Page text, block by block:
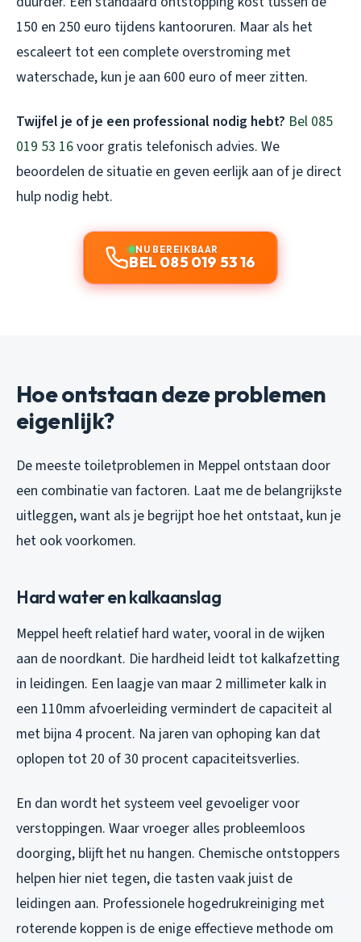
150 en 250 euro tijdens kantooruren. Maar als het
escaleert tot een complete overstroming met
waterschade, kun je aan 600 euro of meer zitten.
Twijfel je of je een professional nodig hebt? Bel 085
019 53 16voor gratis telefonisch advies. We
beoordelen de situatie en geven eerlijk aan of je direct
hulp nodig hebt.
NU BEREIKBAAR
BEL 085 019 53 16
Hoe ontstaan deze problemen
eigenlijk?
De meeste toiletproblemen in Meppel ontstaan door
een combinatie van factoren. Laat me de belangrijkste
uitleggen, want als je begrijpt hoe het ontstaat, kun je
het ook voorkomen.
Hard water en kalkaanslag
Meppel heeft relatief hard water, vooral in de wijken
aan de noordkant. Die hardheid leidt tot kalkafzetting
in leidingen. Een laagje van maar 2 millimeter kalk in
een 110mm afvoerleiding vermindert de capaciteit al
met bijna 4 procent. Na jaren van ophoping kan dat
oplopen tot 20 of 30 procent capaciteitsverlies.
En dan wordt het systeem veel gevoeliger voor
verstoppingen. Waar vroeger alles probleemloos
doorging, blijft het nu hangen. Chemische ontstoppers
helpen hier niet tegen, die tasten vaak juist de
leidingen aan. Professionele hogedrukreiniging met
roterende koppen is de enige effectieve methode om